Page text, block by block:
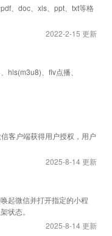
、doc、xls、ppt、txt等格
2022-2-15 更新
hls(m3u8)、flv点播、
客户端获得用户授权，用户
2025-8-14 更新
起微信并打开指定的小程
状态。
2025-8-14 更新